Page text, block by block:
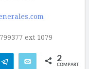
ext 1079
Telegram Email 2
COMPARTIR